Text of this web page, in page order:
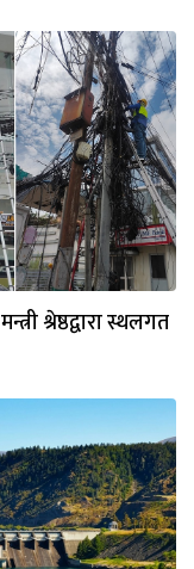
श्रेष्ठद्वारा स्थलगत